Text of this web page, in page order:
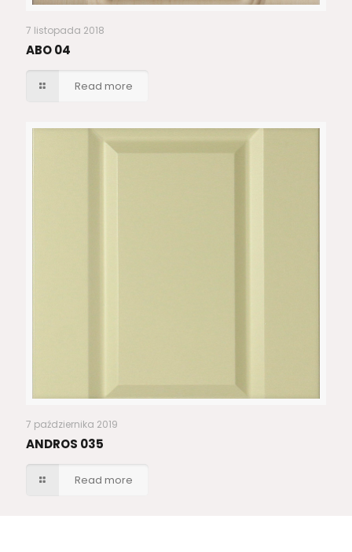
7 listopada 2018
ABO 04
Read more
7 października 2019
ANDROS 035
Read more